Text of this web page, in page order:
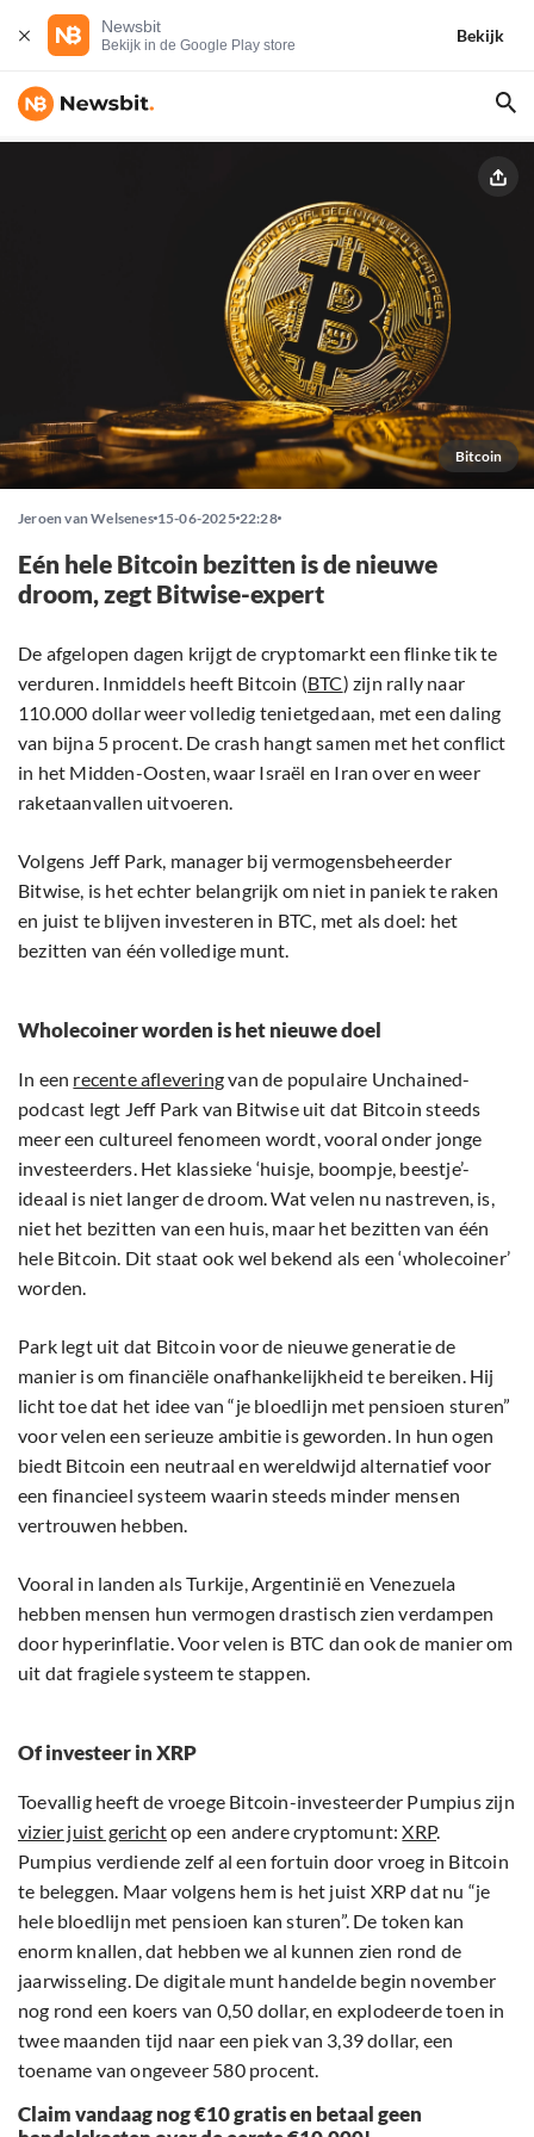
Newsbit
Bekijk in de Google Play store
Bekijk
Bitcoin
Jeroen van Welsenes 15-06-2025 22:28
Eén hele Bitcoin bezitten is de nieuwe
droom, zegt Bitwise-expert
De afgelopen dagen krijgt de cryptomarkt een flinke tik te
verduren. Inmiddels heeft Bitcoin (BTC) zijn rally naar
110.000 dollar weer volledig tenietgedaan, met een daling
van bijna 5 procent. De crash hangt samen met het conflict
in het Midden-Oosten, waar Israël en Iran over en weer
raketaanvallen uitvoeren.
Volgens Jeff Park, manager bij vermogensbeheerder
Bitwise, is het echter belangrijk om niet in paniek te raken
en juist te blijven investeren in BTC, met als doel: het
bezitten van één volledige munt.
Wholecoiner worden is het nieuwe doel
In een recente afleveringvan de populaire Unchained-
podcast legt Jeff Park van Bitwise uit dat Bitcoin steeds
meer een cultureel fenomeen wordt, vooral onder jonge
investeerders. Het klassieke ‘huisje, boompje, beestje’-
ideaal is niet langer de droom. Wat velen nu nastreven, is,
niet het bezitten van een huis, maar het bezitten van één
hele Bitcoin. Dit staat ook wel bekend als een ‘wholecoiner’
worden.
Park legt uit dat Bitcoin voor de nieuwe generatie de
manier is om financiële onafhankelijkheid te bereiken. Hij
licht toe dat het idee van “je bloedlijn met pensioen sturen”
voor velen een serieuze ambitie is geworden. In hun ogen
biedt Bitcoin een neutraal en wereldwijd alternatief voor
een financieel systeem waarin steeds minder mensen
vertrouwen hebben.
Vooral in landen als Turkije, Argentinië en Venezuela
hebben mensen hun vermogen drastisch zien verdampen
door hyperinflatie. Voor velen is BTC dan ook de manier om
uit dat fragiele systeem te stappen.
Of investeer in XRP
Toevallig heeft de vroege Bitcoin-investeerder Pumpius zijn
vizier juist gerichtop een andere cryptomunt:XRP.
Pumpius verdiende zelf al een fortuin door vroeg in Bitcoin
te beleggen. Maar volgens hem is het juist XRP dat nu “je
hele bloedlijn met pensioen kan sturen”. De token kan
enorm knallen, dat hebben we al kunnen zien rond de
jaarwisseling. De digitale munt handelde begin november
nog rond een koers van 0,50 dollar, en explodeerde toen in
twee maanden tijd naar een piek van 3,39 dollar, een
toename van ongeveer 580 procent.
Claim vandaag nog €10 gratis en betaal geen